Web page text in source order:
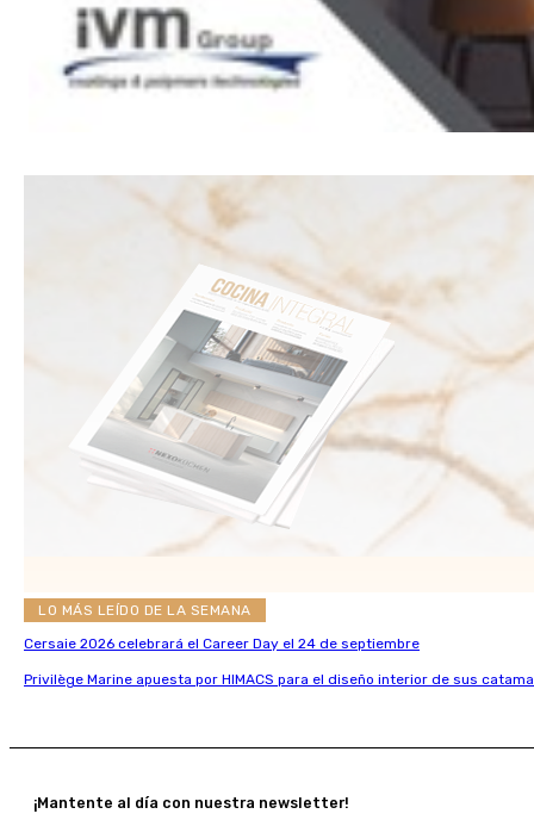
LO MÁS LEÍDO DE LA SEMANA
Cersaie 2026 celebrará el Career Day el 24 de septiembre
Privilège Marine apuesta por HIMACS para el diseño interior de sus
¡Mantente al día con nuestra newsletter!